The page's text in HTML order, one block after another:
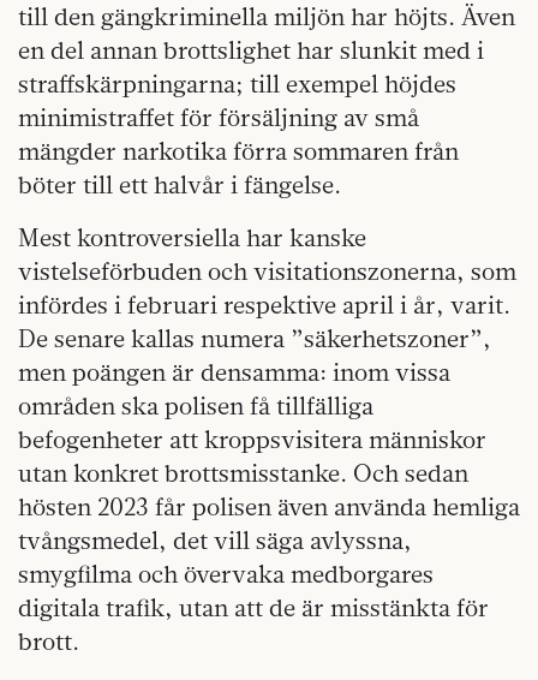
till den gängkriminella miljön har höjts. Även
en del annan brottslighet har slunkit med i
straffskärpningarna; till exempel höjdes
minimistraffet för försäljning av små
mängder narkotika förra sommaren från
böter till ett halvår i fängelse.
Mest kontroversiella har kanske
vistelseförbuden och visitationszonerna, som
infördes i februari respektive april i år, varit.
De senare kallas numera ”säkerhetszoner”,
men poängen är densamma: inom vissa
områden ska polisen få tillfälliga
befogenheter att kroppsvisitera människor
utan konkret brottsmisstanke. Och sedan
hösten 2023 får polisen även använda hemliga
tvångsmedel, det vill säga avlyssna,
smygfilma och övervaka medborgares
digitala trafik, utan att de är misstänkta för
brott.